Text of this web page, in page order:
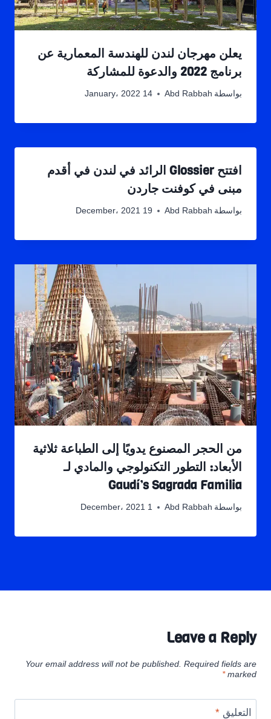
يعلن مهرجان لندن للهندسة المعمارية عن
برنامج 2022 والدعوة للمشاركة
بواسطة Abd Rabbah 14 January، 2022
افتتح Glossier الرائد في لندن في أقدم
مبنى في كوفنت جاردن
بواسطة Abd Rabbah 19 December، 2021
من الحجر المصنوع يدويًا إلى الطباعة ثلاثية
الأبعاد: التطور التكنولوجي والمادي لـ
Gaudí’s Sagrada Familia
بواسطة Abd Rabbah 1 December، 2021
Leave a Reply
Your email address will not be published. Required fields are
marked
*
التعليق*